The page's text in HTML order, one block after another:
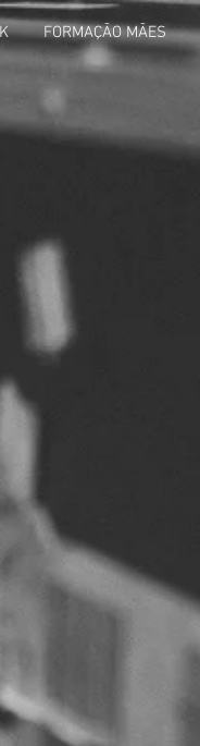
FORMAÇÃO MÃES